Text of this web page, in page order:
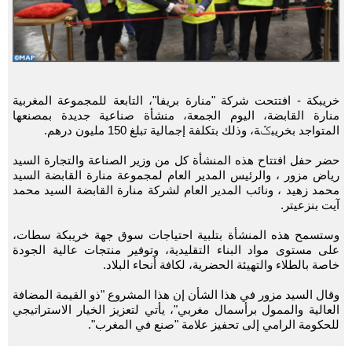
خريبكة - افتتحت شركة "منارة بريفا"، التابعة للمجموعة المغربية
منارة القابضة، اليوم الجمعة، منشأة صناعية جديدة بمصنعها
المتواجد بخريبݣة، وذلك بتكلفة إجمالية تبلغ 150 مليون درهم.
حضر حفل افتتاح هذه المنشأة كل من وزير الصناعة والتجارة السيد
رياض مزور ، والرئيس المدير العام لمجموعة منارة القابضة السيد
محمد زهيد ، ونائب المدير العام لشركة منارة القابضة السيد محمد
آيت بنزعيتر.
وستسمح هذه المنشأة بتلبية احتياجات سوق جهة خريبكة سطات،
على مستوى مواد البناء التقليدية، وتوفير منتجات عالية الجودة
خاصة بالطلاء والتهيئة الحضرية، لكافة أنحاء البلاد.
وقال السيد مزور في هذا الشأن إن هذا المشروع "ذو القيمة المضافة
العالية والممول برأسمال مغربي"، يأتي لتعزيز الخيار الاستراتيجي
للحكومة الرامي إلى تحفيز علامة "صنع في المغرب".